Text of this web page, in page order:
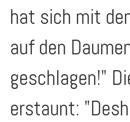
hat sich mit
auf den
geschlagen!"
erstaunt: